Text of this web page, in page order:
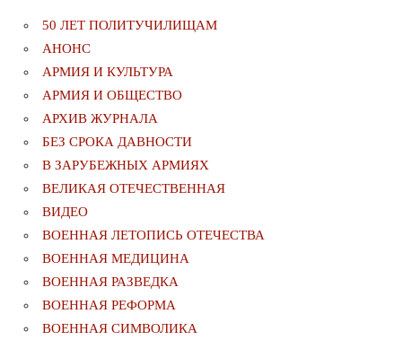
50 ЛЕТ ПОЛИТУЧИЛИЩАМ
АНОНС
АРМИЯ И КУЛЬТУРА
АРМИЯ И ОБЩЕСТВО
АРХИВ ЖУРНАЛА
БЕЗ СРОКА ДАВНОСТИ
В ЗАРУБЕЖНЫХ АРМИЯХ
ВЕЛИКАЯ ОТЕЧЕСТВЕННАЯ
ВИДЕО
ВОЕННАЯ ЛЕТОПИСЬ ОТЕЧЕСТВА
ВОЕННАЯ МЕДИЦИНА
ВОЕННАЯ РАЗВЕДКА
ВОЕННАЯ РЕФОРМА
ВОЕННАЯ СИМВОЛИКА